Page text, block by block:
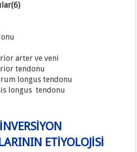
arter ve veni
tendonu
longus tendonu
longus tendonu
ETİYOLOJİSİ